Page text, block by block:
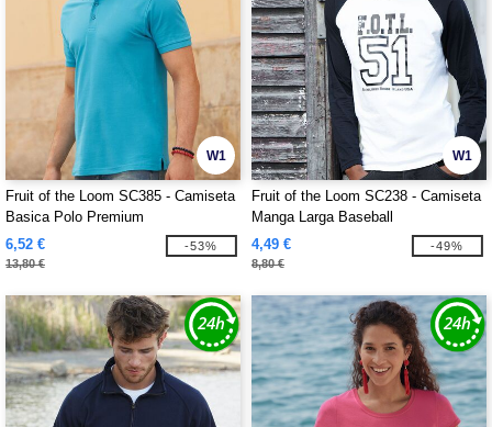
W1
Fruit of the Loom SC385 - Camiseta
Basica Polo Premium
6,52 €
13,80 €
-53%
W1
Fruit of the Loom SC238 - Camiseta
Manga Larga Baseball
4,49 €
8,80 €
-49%